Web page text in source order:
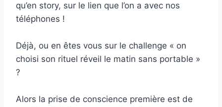
qu’en story, sur le lien que l’on a avec nos
téléphones !
Déjà, ou en êtes vous sur le challenge « on
choisi son rituel réveil le matin sans portable »
?
Alors la prise de conscience première est de